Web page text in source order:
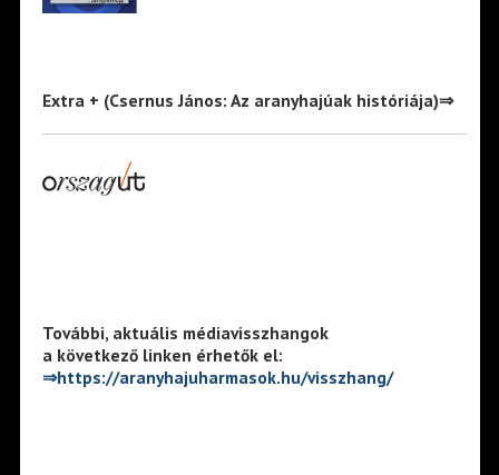
Extra + (Csernus János: Az aranyhajúak históriája)⇒
További, aktuális médiavisszhangok
a következő linken érhetők el:
⇒https://aranyhajuharmasok.hu/visszhang/